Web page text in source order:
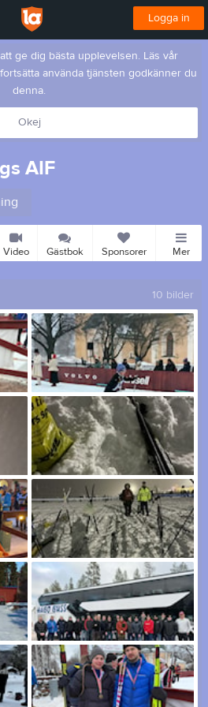
Logga in
ge dig bästa upplevelsen. Läs vår
använda tjänsten godkänner du
denna.
Okej
AIF
Video Gästbok Sponsorer Mer
10 bilder